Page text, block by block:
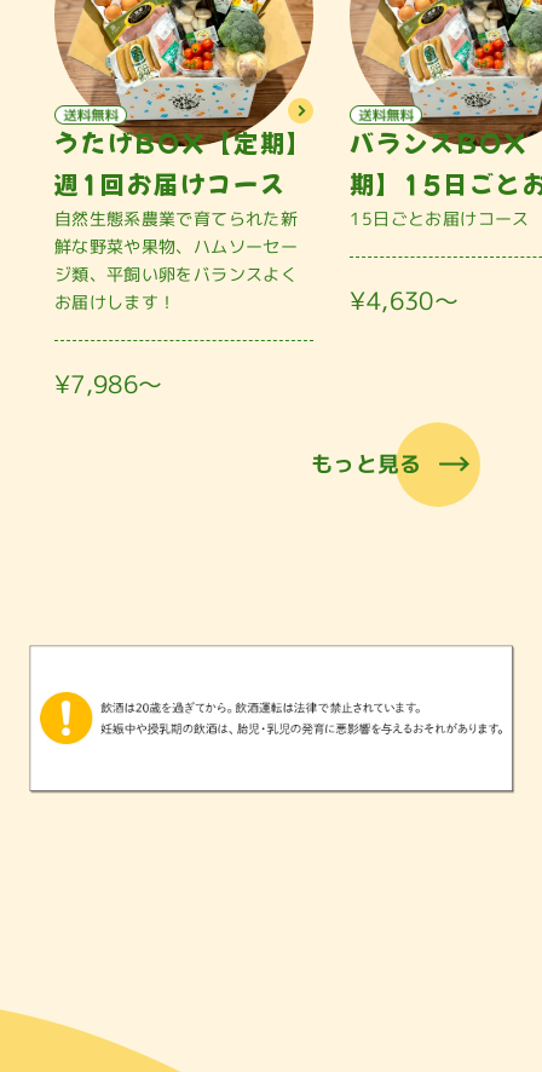
うたげBOX【定期】
週1回お届けコース
自然生態系農業で育てられた新
鮮な野菜や果物、ハムソーセー
ジ類、平飼い卵をバランスよく
お届けします！
¥7,986〜
バランスBOX
期】15日ごと
15日ごとお届けコース
¥4,630〜
もっと見る